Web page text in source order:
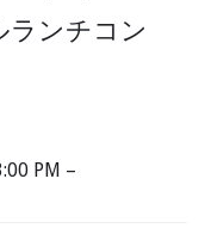
ランチコン
PM –